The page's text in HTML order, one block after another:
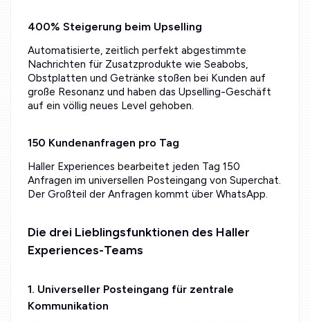
400% Steigerung beim Upselling
Automatisierte, zeitlich perfekt abgestimmte
Nachrichten für Zusatzprodukte wie Seabobs,
Obstplatten und Getränke stoßen bei Kunden auf
große Resonanz und haben das Upselling-Geschäft
auf ein völlig neues Level gehoben.
150 Kundenanfragen pro Tag
Haller Experiences bearbeitet jeden Tag 150
Anfragen im universellen Posteingang von Superchat.
Der Großteil der Anfragen kommt über WhatsApp.
Die drei Lieblingsfunktionen des Haller
Experiences-Teams
1. Universeller Posteingang für zentrale
Kommunikation